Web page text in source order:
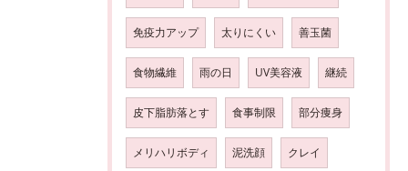
免疫力アップ 太りにくい 善玉菌
食物繊維 雨の日 UV美容液 継続
皮下脂肪落とす 食事制限 部分痩身
メリハリボディ 泥洗顔 クレイ